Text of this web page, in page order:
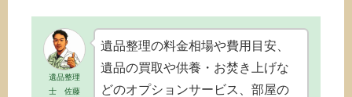
法と中身の
確認
きか、読ま
ずに供養す
べきか
ちに話し合
うべきこと
遺品整理
士 佐藤
遺品整理の料金相場や費用目安、
遺品の買取や供養・お焚き上げな
どのオプションサービス、部屋の